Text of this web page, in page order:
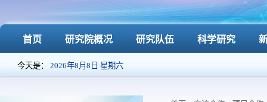
首页 研究院概况 研究队伍 科学研究
今天是： 2026年8月8日 星期六